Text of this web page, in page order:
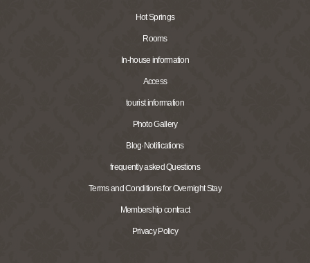
Hot Springs
Rooms
In-house information
Access
tourist information
Photo Gallery
Blog·Notifications
frequently asked Questions
Terms and Conditions for Overnight Stay
Membership contract
Privacy Policy